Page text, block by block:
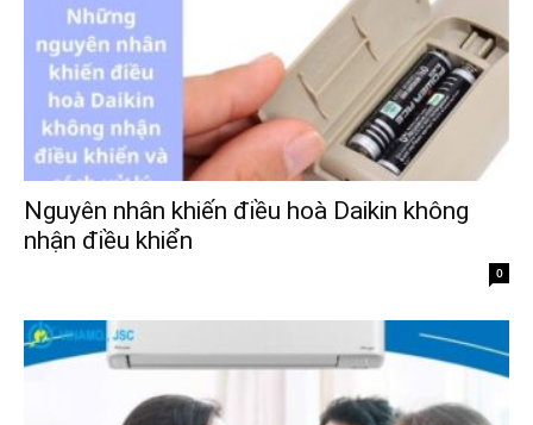
Nguyên nhân khiến điều hoà Daikin không
nhận điều khiển
0